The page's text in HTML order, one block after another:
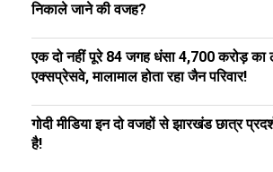
निकाले जाने की वजह?
एक दो नहीं पूरे 84 जगह धंसा ₹4,700 करोड़
एक्सप्रेसवे, मालामाल होता रहा जैन परिवार!
गोदी मीडिया इन दो वजहों से झारखंड छात्र
है!